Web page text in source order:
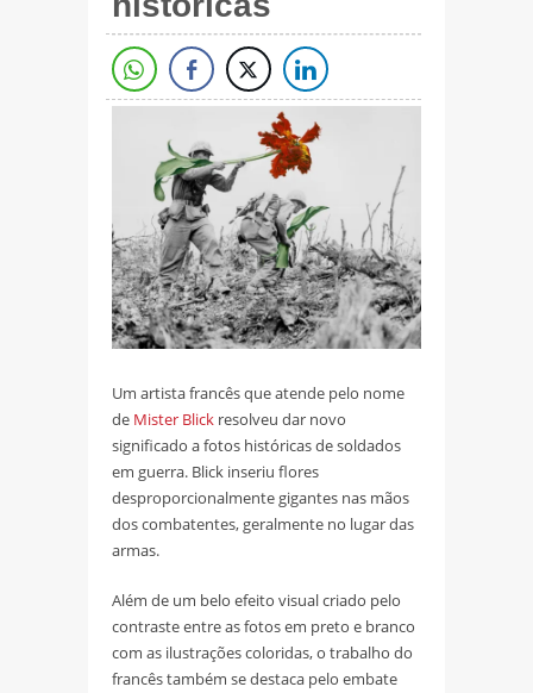
Um artista francês que atende pelo nome
de Mister Blick resolveu dar novo
significado a fotos históricas de soldados
em guerra. Blick inseriu flores
desproporcionalmente gigantes nas mãos
dos combatentes, geralmente no lugar das
armas.
Além de um belo efeito visual criado pelo
contraste entre as fotos em preto e branco
com as ilustrações coloridas, o trabalho do
francês também se destaca pelo embate